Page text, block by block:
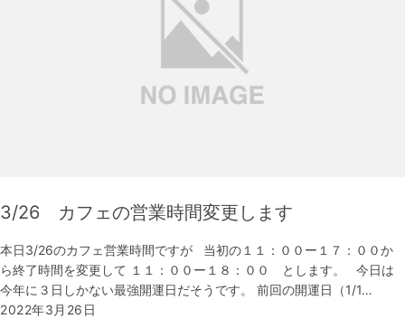
3/26 カフェの営業時間変更します
本日3/26のカフェ営業時間ですが 当初の１１：００ー１７：００か
ら終了時間を変更して １１：００ー１８：００ とします。 今日は
今年に３日しかない最強開運日だそうです。 前回の開運日（1/1…
2022年3月26日